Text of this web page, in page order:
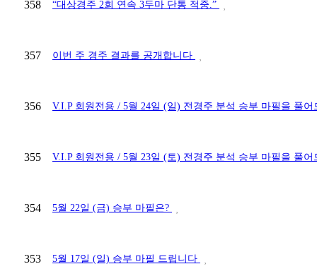
358 “대상경주 2회 연속 3두마 단통 적중.”
357 이번 주 경주 결과를 공개합니다
356 V.I.P 회원전용 / 5월 24일 (일) 전경주 분석 승부 마필을 풀
355 V.I.P 회원전용 / 5월 23일 (토) 전경주 분석 승부 마필을 풀
354 5월 22일 (금) 승부 마필은?
353 5월 17일 (일) 승부 마필 드립니다